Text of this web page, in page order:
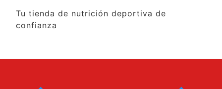
Tu tienda de nutrición deportiva de
confianza